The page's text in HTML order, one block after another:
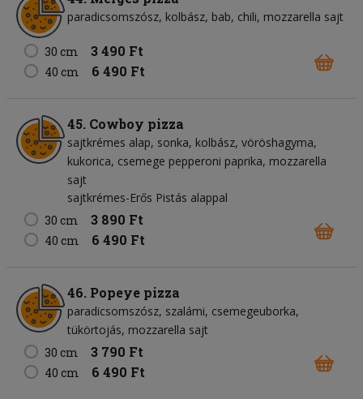
paradicsomszósz kolbász bab chili mozzarella sajt
30 cm 3 490 Ft
40 cm 6 490 Ft
45. Cowboy pizza
sajtkrémes alap sonka kolbász vöröshagyma
kukorica csemege pepperoni paprika mozzarella
sajt
sajtkrémes-Erős Pistás alappal
30 cm
3 890 Ft
40 cm 6 490 Ft
46. Popeye pizza
paradicsomszósz szalámi csemegeuborka
tükörtojás mozzarella sajt
30 cm
3 790 Ft
40 cm 6 490 Ft